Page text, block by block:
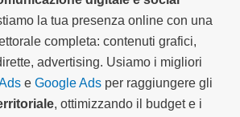
la tua presenza online con una
completa: contenuti grafici,
advertising. Usiamo i migliori
e Google Ads per raggiungere gli
, ottimizzando il budget e i